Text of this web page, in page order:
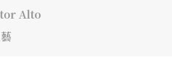
Alto